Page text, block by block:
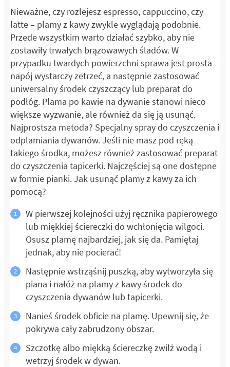
Nieważne, czy rozlejesz espresso, cappuccino, czy
latte – plamy z kawy zwykle wyglądają podobnie.
Przede wszystkim warto działać szybko, aby nie
zostawiły trwałych brązowawych śladów. W
przypadku twardych powierzchni sprawa jest prosta –
napój wystarczy zetrzeć, a następnie zastosować
uniwersalny środek czyszczący lub preparat do
podłóg. Plama po kawie na dywanie stanowi nieco
większe wyzwanie, ale również da się ją usunąć.
Najprostsza metoda? Specjalny spray do czyszczenia i
odplamiania dywanów. Jeśli nie masz pod ręką
takiego środka, możesz również zastosować preparat
do czyszczenia tapicerki. Najczęściej są one dostępne
w formie pianki. Jak usunąć plamy z kawy za ich
pomocą?
W pierwszej kolejności użyj ręcznika papierowego
lub miękkiej ściereczki do wchłonięcia wilgoci.
Osusz plamę najbardziej, jak się da. Pamiętaj
jednak, aby nie pocierać!
Następnie wstrząśnij puszką, aby wytworzyła się
piana i nałóż na plamy z kawy środek do
czyszczenia dywanów lub tapicerki.
Nanieś środek obficie na plamę. Upewnij się, że
pokrywa cały zabrudzony obszar.
Szczotkę albo miękką ściereczkę zwilż wodą i
wetrzyj środek w dywan.